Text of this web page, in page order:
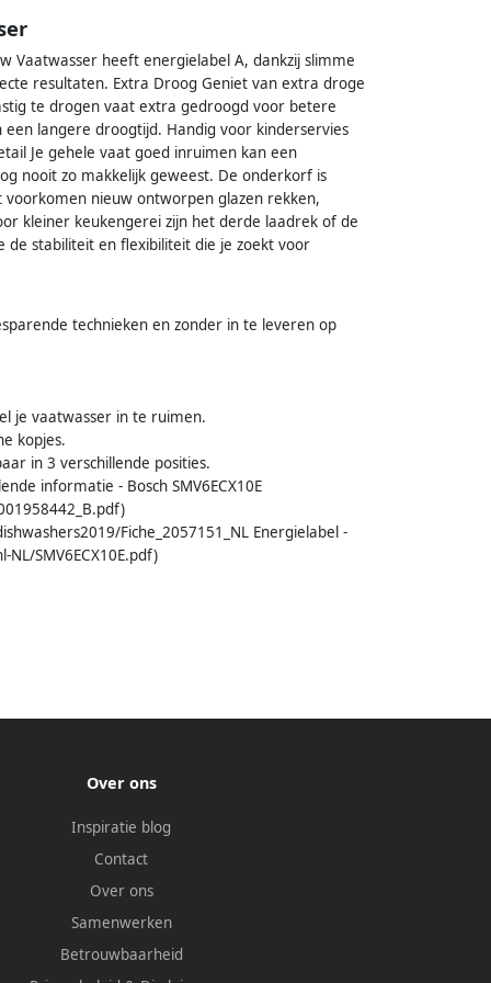
Vaatwasser heeft energielabel A, dankzij slimme
resultaten. Extra Droog Geniet van extra droge
te drogen vaat extra gedroogd voor betere
langere droogtijd. Handig voor kinderservies
Je gehele vaat goed inruimen kan een
nooit zo makkelijk geweest. De onderkorf is
nieuw ontworpen glazen rekken,
kleiner keukengerei zijn het derde laadrek of de
de stabiliteit en flexibiliteit die je zoekt voor
technieken en zonder in te leveren op
je vaatwasser in te ruimen.
kopjes.
in 3 verschillende posities.
informatie - Bosch SMV6ECX10E
Fiche_2057151_NL Energielabel -
SMV6ECX10E.pdf)
Over ons
Inspiratie blog
Contact
Over ons
Samenwerken
Betrouwbaarheid